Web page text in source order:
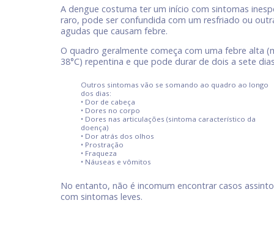
A dengue costuma ter um início com sintomas
raro, pode ser confundida com um resfriado ou
agudas que causam febre.
O quadro geralmente começa com uma febre alta
38°C) repentina e que pode durar de dois a sete
Outros sintomas vão se somando ao quadro ao longo
dos dias:
• Dor de cabeça
• Dores no corpo
• Dores nas articulações (sintoma característico da
doença)
• Dor atrás dos olhos
• Prostração
• Fraqueza
• Náuseas e vômitos
No entanto, não é incomum encontrar casos
com sintomas leves.